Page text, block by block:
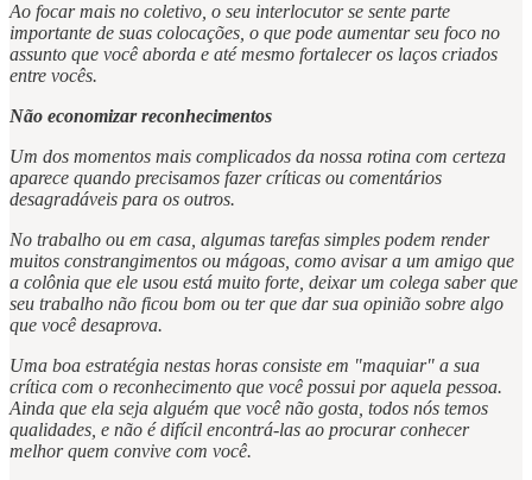
Ao focar mais no coletivo, o seu interlocutor se sente parte
importante de suas colocações, o que pode aumentar seu foco no
assunto que você aborda e até mesmo fortalecer os laços criados
entre vocês.
Não economizar reconhecimentos
Um dos momentos mais complicados da nossa rotina com certeza
aparece quando precisamos fazer críticas ou comentários
desagradáveis para os outros.
No trabalho ou em casa, algumas tarefas simples podem render
muitos constrangimentos ou mágoas, como avisar a um amigo que
a colônia que ele usou está muito forte, deixar um colega saber que
seu trabalho não ficou bom ou ter que dar sua opinião sobre algo
que você desaprova.
Uma boa estratégia nestas horas consiste em "maquiar" a sua
crítica com o reconhecimento que você possui por aquela pessoa.
Ainda que ela seja alguém que você não gosta, todos nós temos
qualidades, e não é difícil encontrá-las ao procurar conhecer
melhor quem convive com você.